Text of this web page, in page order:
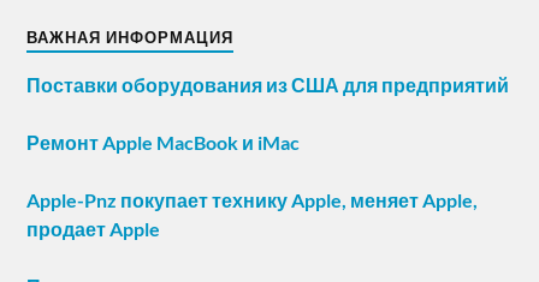
ВАЖНАЯ ИНФОРМАЦИЯ
Поставки оборудования из США для предприятий
Ремонт Apple MacBook и iMac
Apple-Pnz покупает технику Apple, меняет Apple,
продает Apple